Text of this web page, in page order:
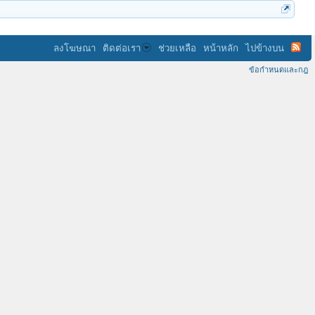
ลงโฆษณา ติดต่อเรา ช่วยเหลือ หน้าหลัก ไปข้างบน
ข้อกำหนดและกฎ